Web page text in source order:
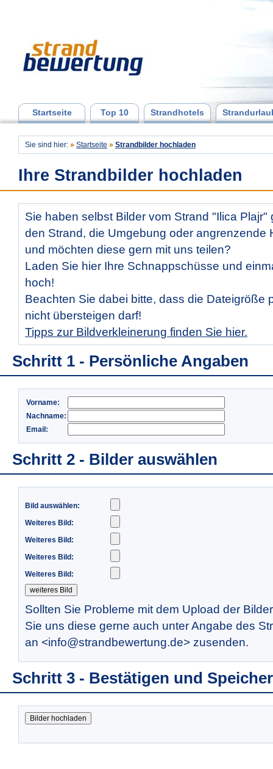
Startseite Top 10 Strandhotels
Sie sind hier: » Startseite » Strandbilder hochladen
Ihre Strandbilder hochladen
Sie haben selbst Bilder vom Strand "Ilica
den Strand, die Umgebung oder angrenzende
und möchten diese gern mit uns teilen?
Laden Sie hier Ihre Schnappschüsse und
hoch!
Beachten Sie dabei bitte, dass die Dateigröße
nicht übersteigen darf!
Tipps zur Bildverkleinerung finden Sie hier.
Schritt 1 - Persönliche Angaben
Vorname:
Nachname:
Email:
Schritt 2 - Bilder auswählen
Bild auswählen:
Weiteres Bild:
Weiteres Bild:
Weiteres Bild:
Weiteres Bild:
Sollten Sie Probleme mit dem Upload der
Sie uns diese gerne auch unter Angabe des
an <info@strandbewertung.de> zusenden.
Schritt 3 - Bestätigen und